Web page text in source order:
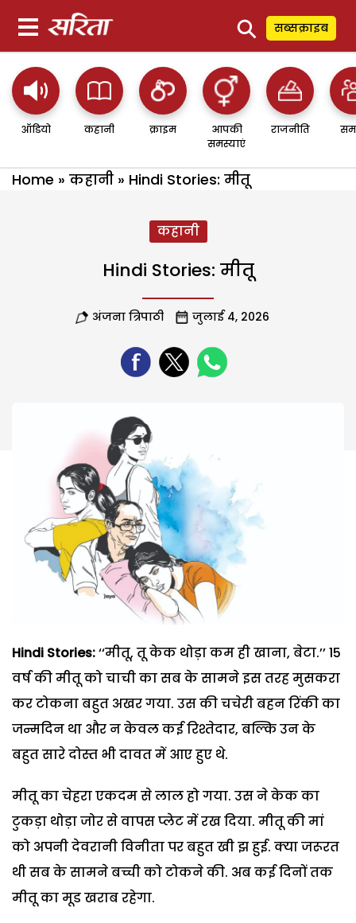
⚲ सब्सक्राइब
ऑडियो कहानी क्राइम
आपकी
समस्याएं
राजनीति
Home » कहानी » Hindi Stories: मीतू
कहानी
Hindi Stories: मीतू
अंजना त्रिपाठी जुलाई 4, 2026
Hindi Stories:‘‘मीतू, तू केक थोड़ा कम ही खाना, बेटा.’’ 15
वर्ष की मीतू को चाची का सब के सामने इस तरह मुसकरा
कर टोकना बहुत अखर गया. उस की चचेरी बहन रिंकी का
जन्मदिन था और न केवल कई रिश्तेदार, बल्कि उन के
बहुत सारे दोस्त भी दावत में आए हुए थे.
मीतू का चेहरा एकदम से लाल हो गया. उस ने केक का
टुकड़ा थोड़ा जोर से वापस प्लेट में रख दिया. मीतू की मां
को अपनी देवरानी विनीता पर बहुत खी झ हुई. क्या जरूरत
थी सब के सामने बच्ची को टोकने की. अब कई दिनों तक
मीतू का मूड खराब रहेगा.